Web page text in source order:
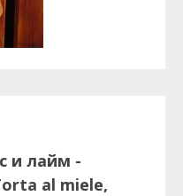
и лайм -
al miele,